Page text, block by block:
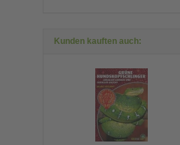
Kunden kauften auch: